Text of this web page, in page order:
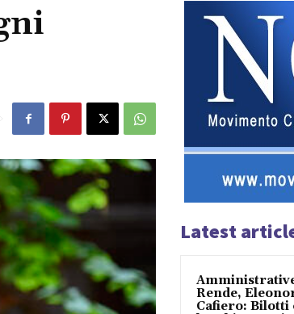
Latest
Rende,
Cafiero: Bilotti